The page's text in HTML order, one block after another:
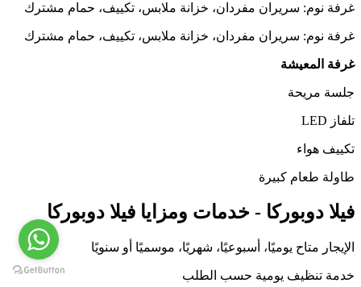
غرفة نوم: سريران مفردان، خزانة ملابس، تكييف، حمام مشترك
غرفة نوم: سريران مفردان، خزانة ملابس، تكييف، حمام مشترك
غرفة المعيشة
جلسة مريحة
تلفاز LED
تكييف هواء
طاولة طعام كبيرة
فيلا دوبوركا - خدمات ومزايا فيلا دوبوركا
الإيجار متاح يوميًا، أسبوعيًا، شهريًا، موسميًا أو سنويًا
خدمة تنظيف يومية حسب الطلب